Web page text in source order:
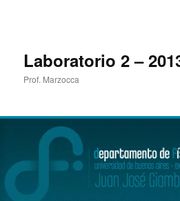
Laboratorio 2 –
Prof. Marzocca